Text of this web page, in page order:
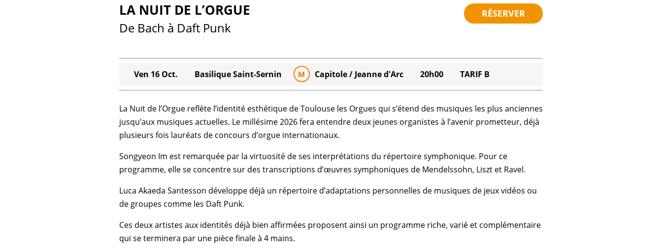
LA NUIT DE L’ORGUE
De Bach à Daft Punk
RÉSERVER
Ven 16 Oct. Basilique Saint-Sernin M Capitole / Jeanne d'Arc 20h00 TARIF B
La Nuit de l’Orgue reflète l’identité esthétique de Toulouse les Orgues qui s’étend des musiques les plus anciennes
jusqu’aux musiques actuelles. Le millésime 2026 fera entendre deux jeunes organistes à l’avenir prometteur, déjà
plusieurs fois lauréats de concours d’orgue internationaux.
Songyeon Im est remarquée par la virtuosité de ses interprétations du répertoire symphonique. Pour ce
programme, elle se concentre sur des transcriptions d’œuvres symphoniques de Mendelssohn, Liszt et Ravel.
Luca Akaeda Santesson développe déjà un répertoire d’adaptations personnelles de musiques de jeux vidéos ou
de groupes comme les Daft Punk.
Ces deux artistes aux identités déjà bien affirmées proposent ainsi un programme riche, varié et complémentaire
qui se terminera par une pièce finale à 4 mains.